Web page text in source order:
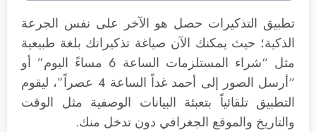
تطبيق التذكيرات حصل هو الآخر على نفس الجرعة
الذكية؛ حيث يمكنك الآن صياغة تذكيراتك بلغة طبيعية
مثل “شراء المستلزمات الساعة 6 مساءً اليوم” أو
“أرسل الصور إلى أحمد غداً الساعة 4 عصراً”، ليقوم
التطبيق تلقائياً بتعبئة البيانات الوصفية مثل الوقت
والتاريخ والموقع الجغرافي دون تدخل منك.